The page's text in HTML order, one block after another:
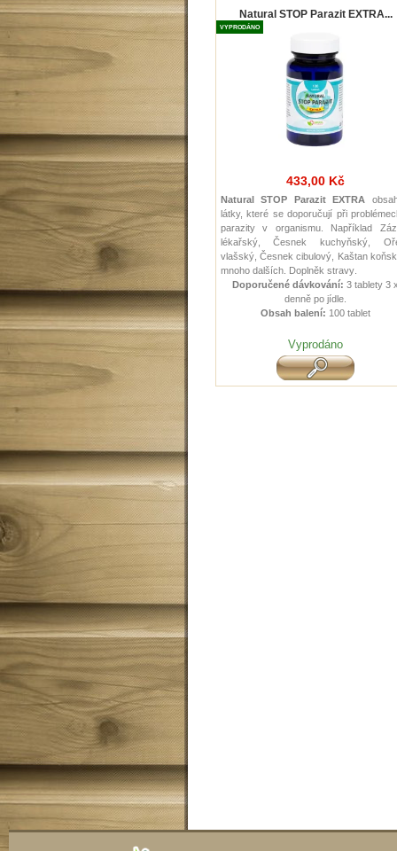
Natural STOP Parazit EXTRA...
VYPRODÁNO
433,00 Kč
Natural STOP Parazit EXTRA
látky, které se doporučují při
parazity
v organismu. Například
lékařský, Česnek kuchyňský,
vlašský, Česnek cibulový, Kaštan
mnoho dalších. Doplněk stravy.
Doporučené dávkování: 3 tablety 3
denně po jídle.
Obsah balení: 100 tablet
Vyprodáno